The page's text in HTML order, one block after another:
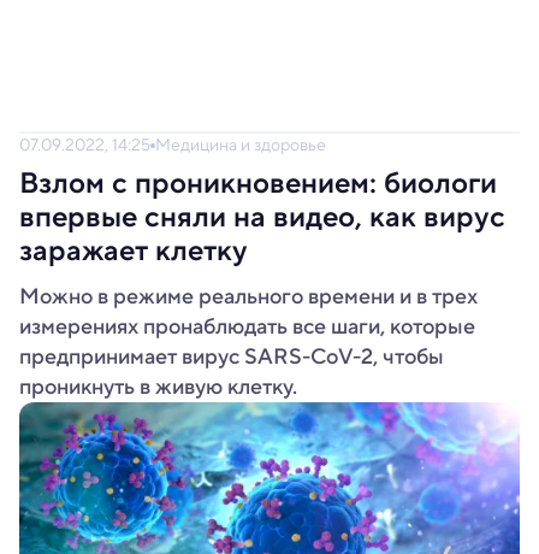
07.09.2022, 14:25 Медицина и здоровье
Взлом с проникновением: биологи
впервые сняли на видео, как вирус
заражает клетку
Можно в режиме реального времени и в трех
измерениях пронаблюдать все шаги, которые
предпринимает вирус SARS-CoV-2, чтобы
проникнуть в живую клетку.